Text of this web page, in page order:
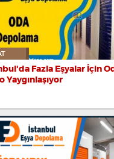
Fazla Eşyalar İçin
Yaygınlaşıyor